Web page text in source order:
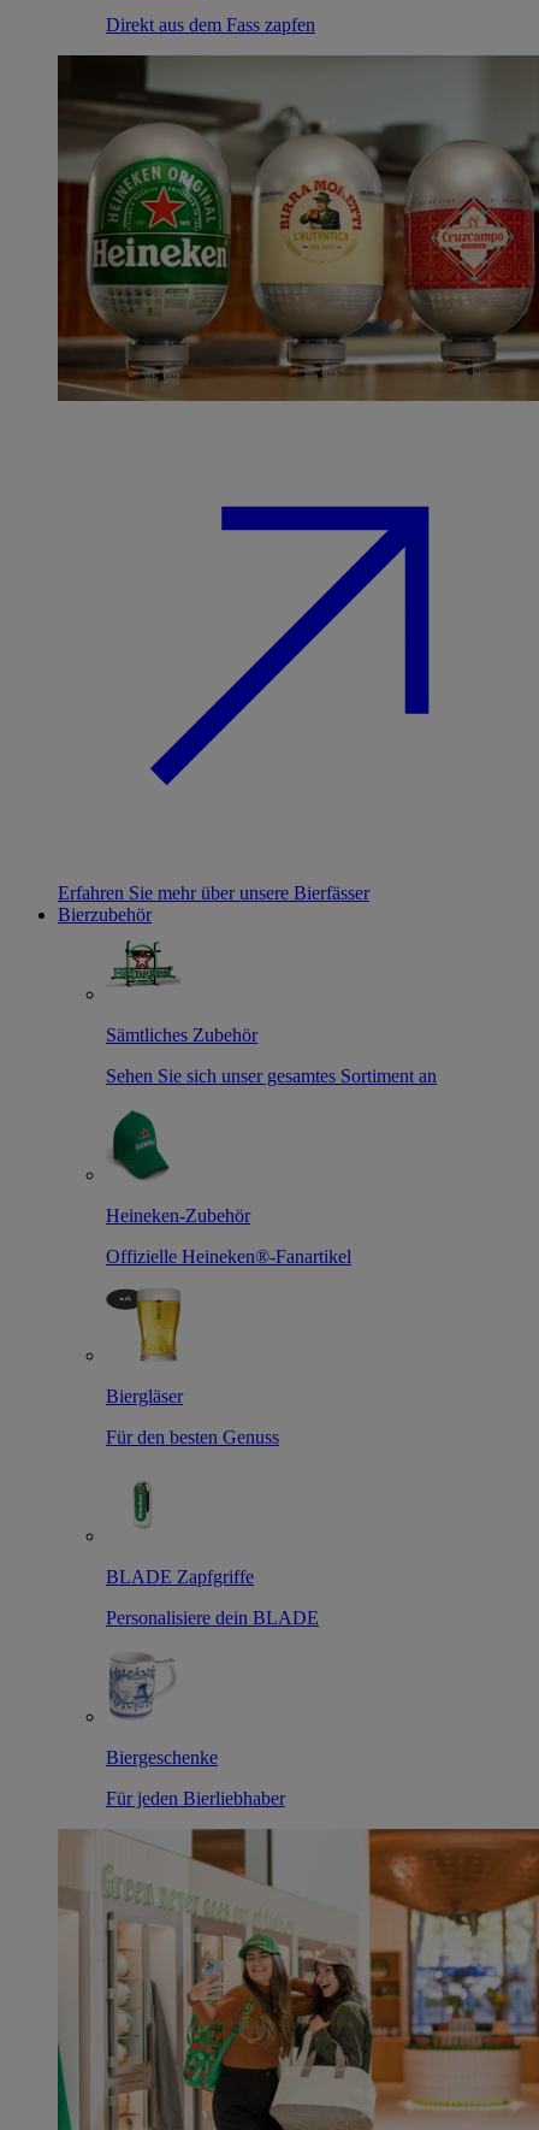
Direkt aus dem Fass zapfen
Erfahren Sie mehr über unsere Bierfässer
Bierzubehör
Sämtliches Zubehör
Sehen Sie sich unser gesamtes Sortiment an
Heineken-Zubehör
Offizielle Heineken®-Fanartikel
Biergläser
Für den besten Genuss
BLADE Zapfgriffe
Personalisiere dein BLADE
Biergeschenke
Für jeden Bierliebhaber